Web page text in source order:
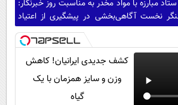
مبارزه با مواد مخدر به مناسبت روز خبرنگار:
نخست آگاهی‌بخشی در پیشگیری از اعتیاد
کشف جدیدی ایرانیان! کاهش
وزن و سایز همزمان با یک
گیاه